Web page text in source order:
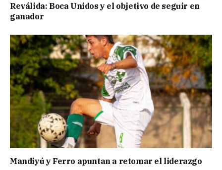
Reválida: Boca Unidos y el objetivo de seguir en
ganador
Mandiyú y Ferro apuntan a retomar el liderazgo